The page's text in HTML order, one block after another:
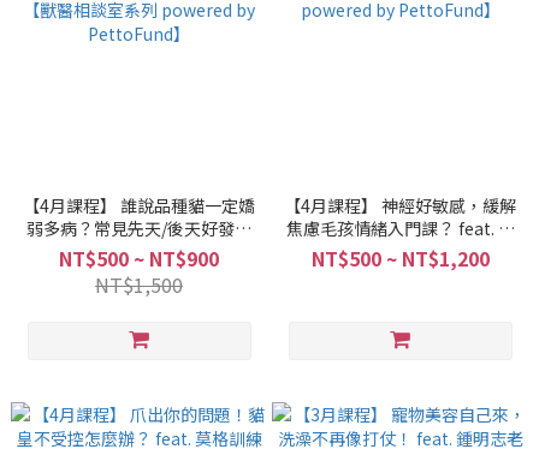
【4月課程】 誰說品種貓一定嬌
弱多病？常見先天/後天好發疾
病預防與照護大全 feat. 小瑞醫
師 - 【獸醫相談室系列
powered by PettoFund】
NT$500 ~ NT$900
NT$1,500
【4月課程】 神經好敏感，緩解
焦慮毛孩情緒入門課？ feat. 鍾
皓羽訓練師 - 【行為訓練室系列
powered by PettoFund】
NT$500 ~ NT$1,200